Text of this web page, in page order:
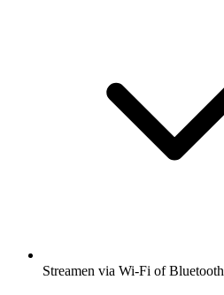
Streamen via Wi-Fi of Bluetooth